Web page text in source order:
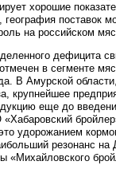
хорошие
география поставок
на российском
дефицита
в сегменте
В Амурской
крупнейшее
еще до
удорожанием
резонанс на
«Михайловского